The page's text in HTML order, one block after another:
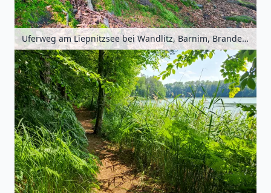
Uferweg am Liepnitzsee bei Wandlitz, Barnim, Brandenburg, Deutschland